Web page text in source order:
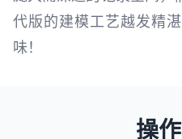
代版的建模工艺越发精
味！
操